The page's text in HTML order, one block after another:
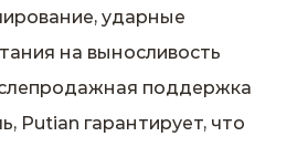
ударные
на выносливость
поддержка
Putian гарантирует, что